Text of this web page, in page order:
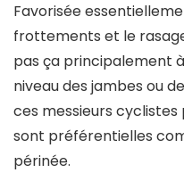
Favorisée
frottements et le
pas ça principalement
niveau des jambes ou
ces messieurs cyclistes
sont préférentielles
périnée.